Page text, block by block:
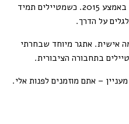
'שמתי לב' החל להיכתב כמעט מעצמו באמצע 2015. כשמטיילים תמיד
על הדרך.
אישית. אתגר מיוחד שבחרתי
בתחבורה הציבורית.
– אתם מוזמנים לפנות אלי.